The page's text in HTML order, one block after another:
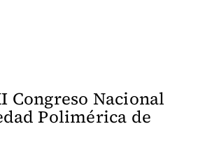
Congreso Nacional
Polimérica de